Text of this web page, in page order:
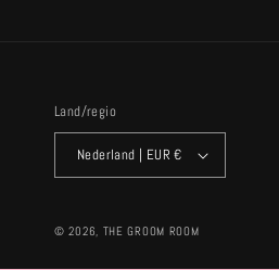
Land/regio
Nederland | EUR €
© 2026, THE GROOM ROOM